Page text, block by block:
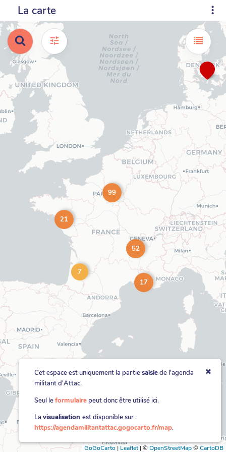
La carte
17
7
21
99
52
GoGoCarto | Leaflet |©OpenStreetMap©CartoDB
Cet espace est uniquement la partiesaisiede l'agenda
militant d'Attac.
Seul leformulaire peut donc être utilisé ici.
La visualisation est disponible sur :
https://agendamilitantattac.gogocarto.fr/map.